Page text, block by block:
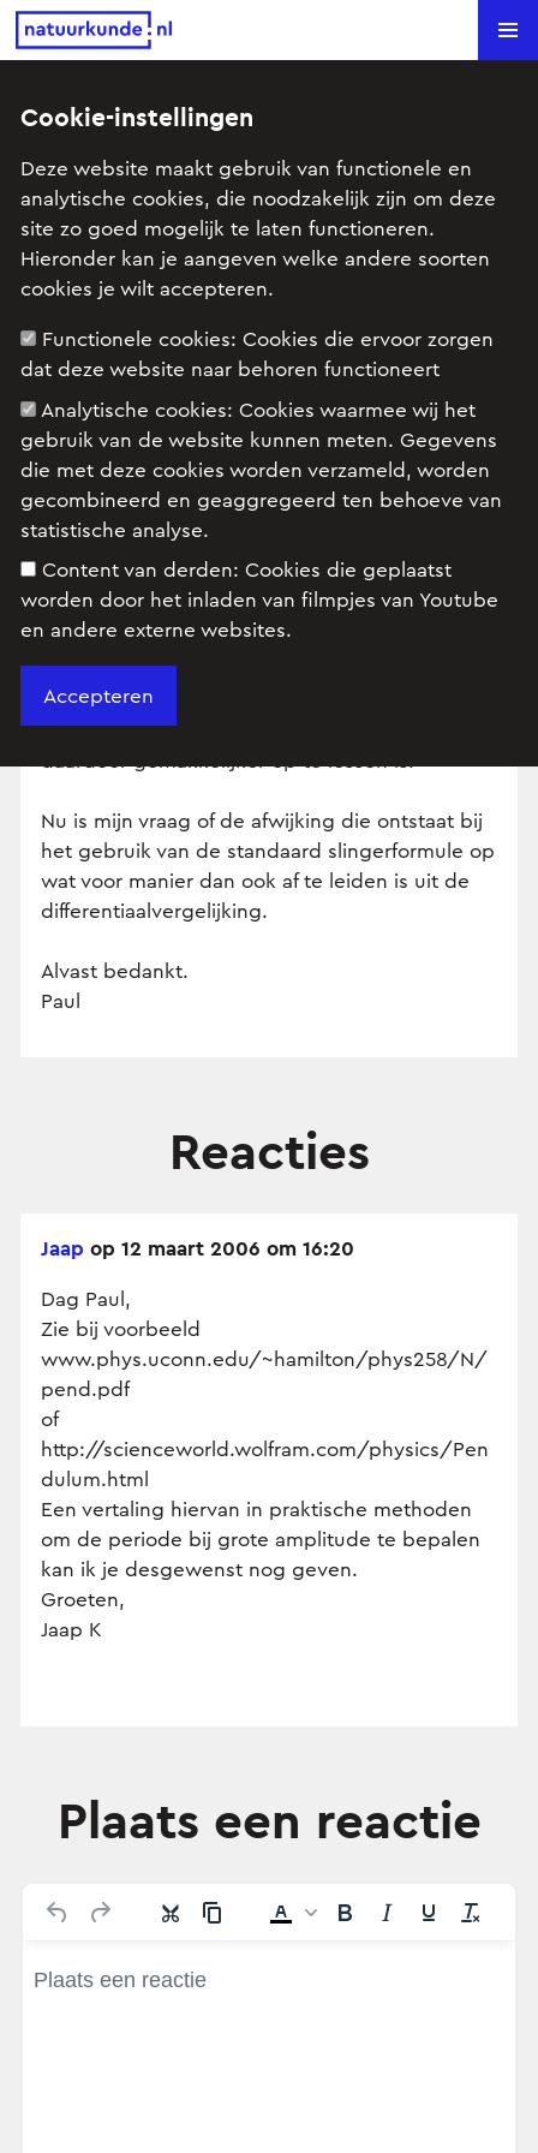
Natuurkunde.nl Search
Terug naar overzicht
Afwijking
slingerformule
Paulstelde deze vraag op 11 maart 2006 om
18:59.
De slingerformule die in het algemeen gebruikt
wordt voor het het geven van de uitwijking van
een slinger u(t) = A * sin(2pi*f*t) , heeft een
afwijking ontstaat doordat bij het oplossen van
de differentiaalvergelijking:
wordt gesteld waardoor de
differentiaalvergelijking lineair wordt een
Nu is mijn vraag of de afwijking die ontstaat bij
het gebruik van de standaard slingerformule op
wat voor manier dan ook af te leiden is uit de
differentiaalvergelijking.
Alvast bedankt.
Paul
Reacties
Jaap op 12 maart 2006 om 16:20
Dag Paul,
Zie bij voorbeeld
www.phys.uconn.edu/~hamilton/phys258/N/
pend.pdf
of
http://scienceworld.wolfram.com/physics/Pen
dulum.html
Een vertaling hiervan in praktische methoden
om de periode bij grote amplitude te bepalen
kan ik je desgewenst nog geven.
Groeten,
Jaap K
Plaats een reactie
Cookie-instellingen
Deze website maakt gebruik van functionele en
analytische cookies, die noodzakelijk zijn om deze
site zo goed mogelijk te laten functioneren.
Hieronder kan je aangeven welke andere soorten
cookies je wilt accepteren.
Functionele cookies: Cookies die ervoor zorgen
dat deze website naar behoren functioneert
Analytische cookies: Cookies waarmee wij het
gebruik van de website kunnen meten. Gegevens
die met deze cookies worden verzameld, worden
gecombineerd en geaggregeerd ten behoeve van
statistische analyse.
Content van derden: Cookies die geplaatst
worden door het inladen van filmpjes van Youtube
en andere externe websites.